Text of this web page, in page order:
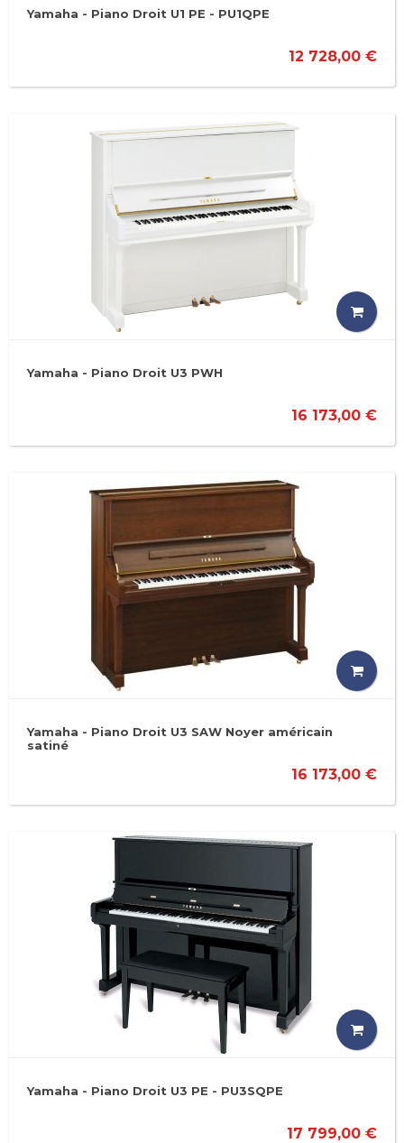
Yamaha - Piano Droit U1 PE - PU1QPE
12 728,00 €
Yamaha - Piano Droit U3 PWH
16 173,00 €
Yamaha - Piano Droit U3 SAW Noyer américain
satiné
16 173,00 €
Yamaha - Piano Droit U3 PE - PU3SQPE
17 799,00 €